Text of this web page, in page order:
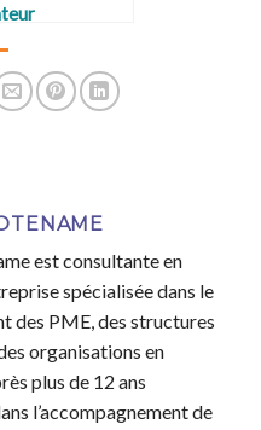
est consultante en
spécialisée dans le
des PME, des structures
organisations en
plus de 12 ans
l’accompagnement de